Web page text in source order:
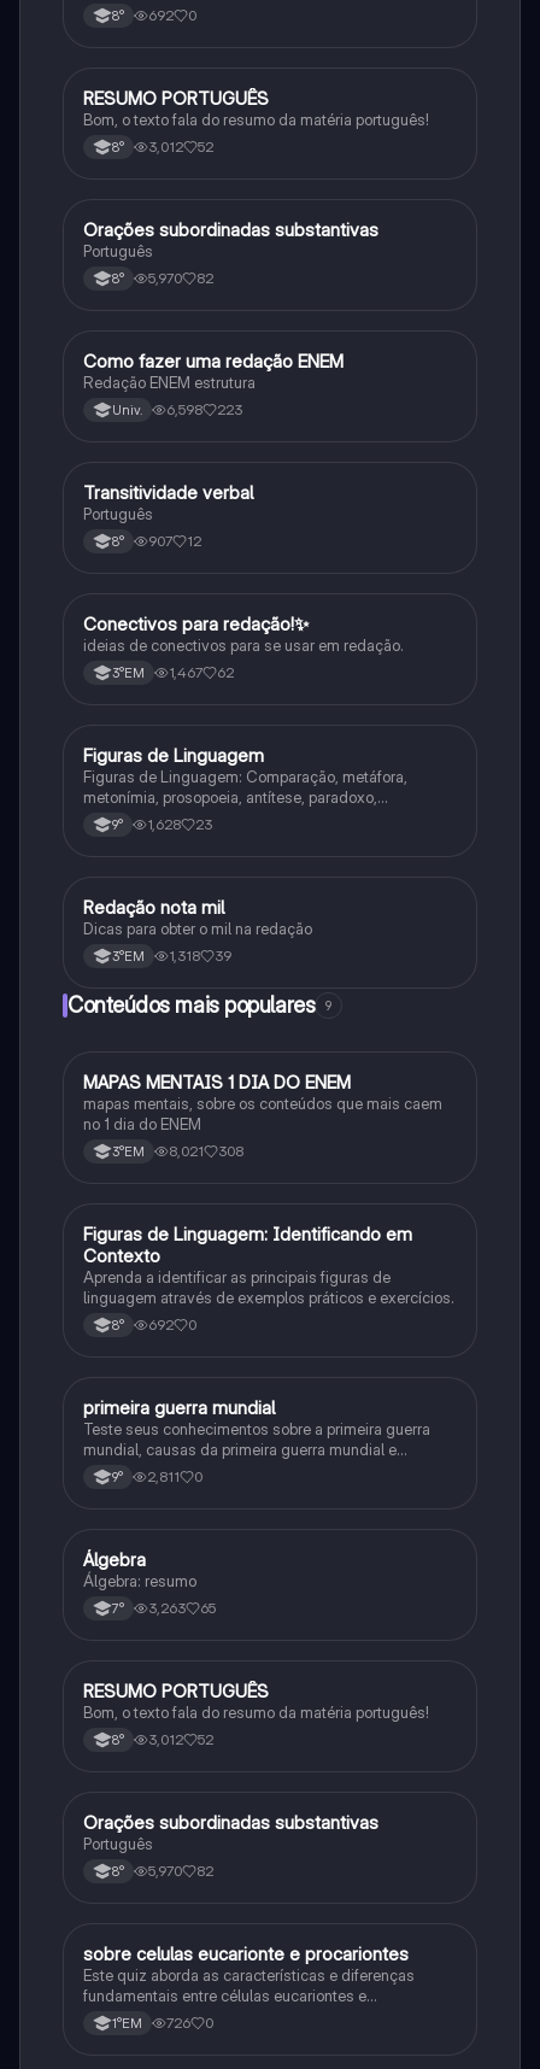
8° 692 0
Português
RESUMO PORTUGUÊS
Bom, o texto fala do resumo da matéria português!
8° 3,012 52
Português
Orações subordinadas substantivas
Português
8° 5,970 82
Português
Como fazer uma redação ENEM
Redação ENEM estrutura
Univ. 6,598 223
Português
Transitividade verbal
Português
8° 907 12
Português
Conectivos para redação!✨
ideias de conectivos para se usar em redação.
3°EM 1,467 62
Português
Figuras de Linguagem
Figuras de Linguagem: Comparação, metáfora,
metonímia, prosopoeia, antítese, paradoxo,
eufemismo, hipérbole e onomatopeia
9° 1,628 23
Português
Redação nota mil
Dicas para obter o mil na redação
3°EM 1,318 39
Conteúdos mais populares 9
Português
MAPAS MENTAIS 1 DIA DO ENEM
mapas mentais, sobre os conteúdos que mais caem
no 1 dia do ENEM
3°EM 8,021 308
FPortuguês
Figuras de Linguagem: Identificando em
Contexto
Aprenda a identificar as principais figuras de
linguagem através de exemplos práticos e exercícios.
8° 692 0
História
primeira guerra mundial
Teste seus conhecimentos sobre a primeira guerra
mundial, causas da primeira guerra mundial e
consequências da Primeira Guerra Mundial, fases da
primeira guerra mundial
9° 2,811 0
Matematica
Álgebra
Álgebra: resumo
7° 3,263 65
Português
RESUMO PORTUGUÊS
Bom, o texto fala do resumo da matéria português!
8° 3,012 52
Português
Orações subordinadas substantivas
Português
8° 5,970 82
Biologia
sobre celulas eucarionte e procariontes
Este quiz aborda as características e diferenças
fundamentais entre células eucariontes e
procariontes.
1°EM 726 0